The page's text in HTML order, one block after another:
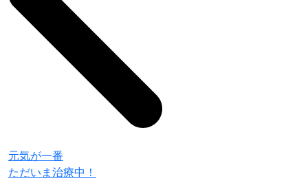
元気が一番
ただいま治療中！